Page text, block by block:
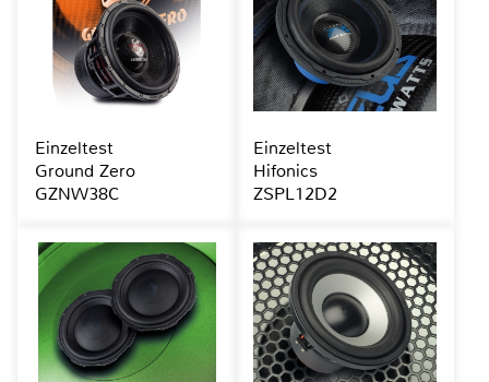
Einzeltest
Ground Zero
GZNW38C
Einzeltest
Hifonics
ZSPL12D2